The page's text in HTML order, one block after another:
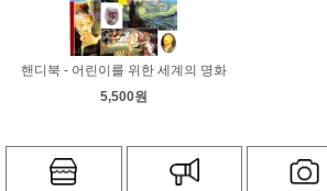
핸디북 - 어린이를 위한 세계의 명화
5,500원